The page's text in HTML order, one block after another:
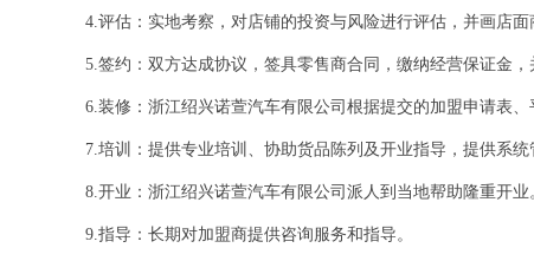
4.评估：实地考察，对店铺的投资与风险进行评估，并画店
5.签约：双方达成协议，签具零售商合同，缴纳经营保证金，
6.装修：浙江绍兴诺萱汽车有限公司根据提交的加盟申请表、
7.培训：提供专业培训、协助货品陈列及开业指导，提供系统
8.开业：浙江绍兴诺萱汽车有限公司派人到当地帮助隆重开业
9.指导：长期对加盟商提供咨询服务和指导。